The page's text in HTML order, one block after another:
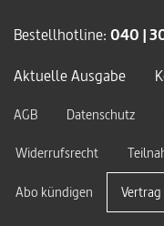
Bestellhotline: 040 |
Aktuelle Ausgabe
AGB Datenschutz
Widerrufsrecht
Abo kündigen